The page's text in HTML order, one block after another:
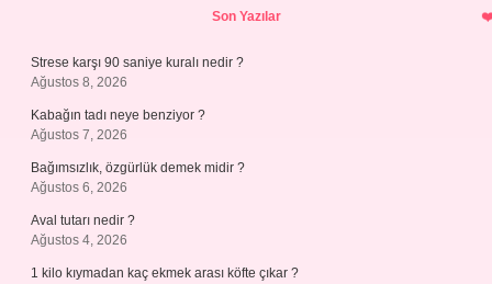
Son Yazılar
Strese karşı 90 saniye kuralı nedir ?
Ağustos 8, 2026
Kabağın tadı neye benziyor ?
Ağustos 7, 2026
Bağımsızlık, özgürlük demek midir ?
Ağustos 6, 2026
Aval tutarı nedir ?
Ağustos 4, 2026
1 kilo kıymadan kaç ekmek arası köfte çıkar ?